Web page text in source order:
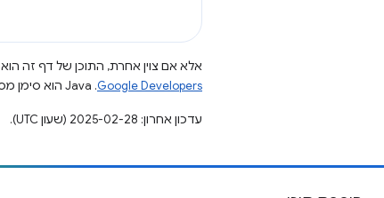
אלא אם צוין אחרת, התוכן של דף זה הוא
Google Developers‏.‏ Java הוא סימן מסחרי רשום של חברת Oracle ו/או של השותפים העצמאיים שלה.
עדכון אחרון: 2025-02-28 (שעון UTC).